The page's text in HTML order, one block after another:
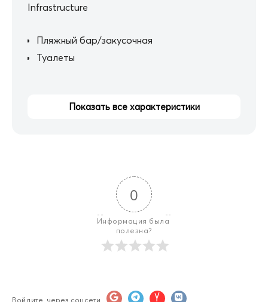
Infrastructure
Пляжный бар/закусочная
Туалеты
Показать все характеристики
0
Информация была
полезна?
Войдите, через соцсети